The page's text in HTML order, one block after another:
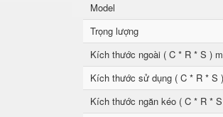
Model
Trọng lượng
Kích thước ngoài ( C * R * S )
Kích thước sử dụng ( C * R * S
Kích thước ngăn kéo ( C * R *